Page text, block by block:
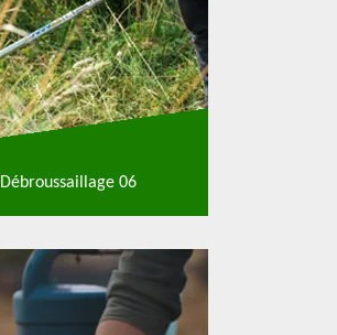
Débroussaillage 06